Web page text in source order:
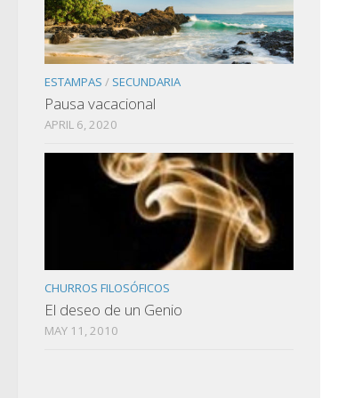
ESTAMPAS / SECUNDARIA
Pausa vacacional
APRIL 6, 2020
CHURROS FILOSÓFICOS
El deseo de un Genio
MAY 11, 2010